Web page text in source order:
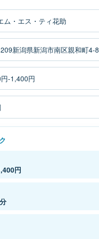
ム・エス・ティ花助
新潟県新潟市南区親和町4-8
-1,400円
円